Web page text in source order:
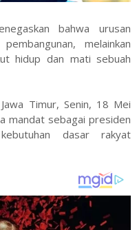
bahwa urusan
melainkan
hidup dan mati sebuah
Timur, Senin, 18 Mei
mandat sebagai presiden
dasar rakyat